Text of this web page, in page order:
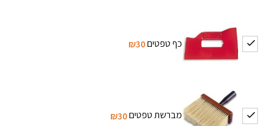
כף טפטים₪30
מברשת טפטים₪30